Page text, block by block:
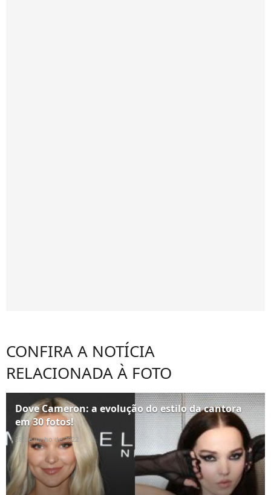
CONFIRA A NOTÍCIA
RELACIONADA À FOTO
Dove Cameron: a evolução do estilo da cantora
em 30 fotos!
28 de junho de 2022